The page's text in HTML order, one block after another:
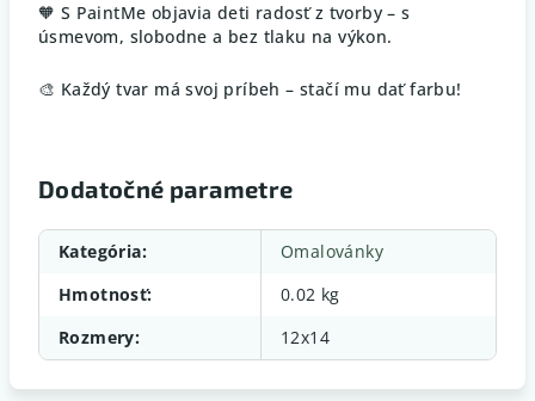
🧡 S PaintMe objavia deti radosť z tvorby – s
úsmevom, slobodne a bez tlaku na výkon.
🎨 Každý tvar má svoj príbeh – stačí mu dať farbu!
Dodatočné parametre
Kategória:
Omalovánky
Hmotnosť:
0.02 kg
Rozmery: 12x14